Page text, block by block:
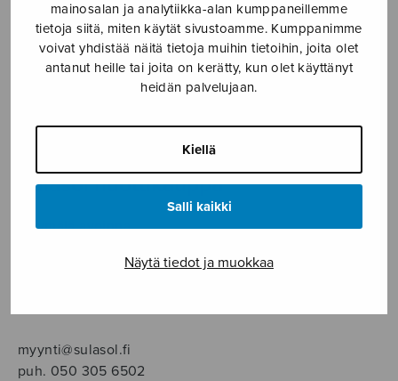
mainosalan ja analytiikka-alan kumppaneillemme
tietoja siitä, miten käytät sivustoamme. Kumppanimme
voivat yhdistää näitä tietoja muihin tietoihin, joita olet
antanut heille tai joita on kerätty, kun olet käyttänyt
heidän palvelujaan.
Kiellä
Salli kaikki
Näytä tiedot ja muokkaa
SOITINMUSIIKKI
YKSINLAULU
YLEINEN
Sulasol nuottikauppa
Myymälä avoinna
myynti@sulasol.fi
puh. 050 305 6502